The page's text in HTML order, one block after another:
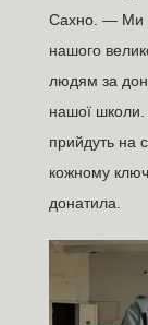
Сахно. — Ми
нашого
людям за
нашої школи.
прийдуть на
кожному
донатила.